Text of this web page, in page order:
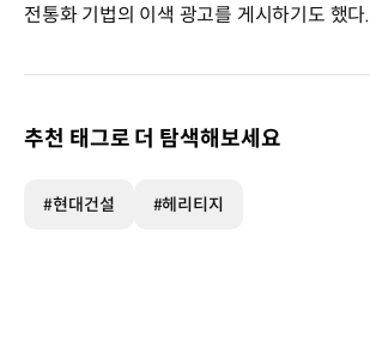
전통화 기법의 이색 광고를 게시하기도 했다.
추천 태그로 더 탐색해보세요
#현대건설 #헤리티지